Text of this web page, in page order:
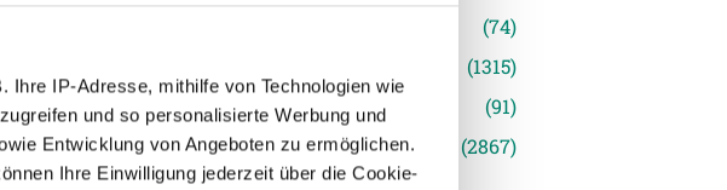
IP-Adresse, mithilfe von Technologien wie
und so personalisierte Werbung und
Entwicklung von Angeboten zu ermöglichen.
Ihre Einwilligung jederzeit über die Cookie-
(74)
(1315)
Ticketing
(91)
Unkategorisiert
(2867)